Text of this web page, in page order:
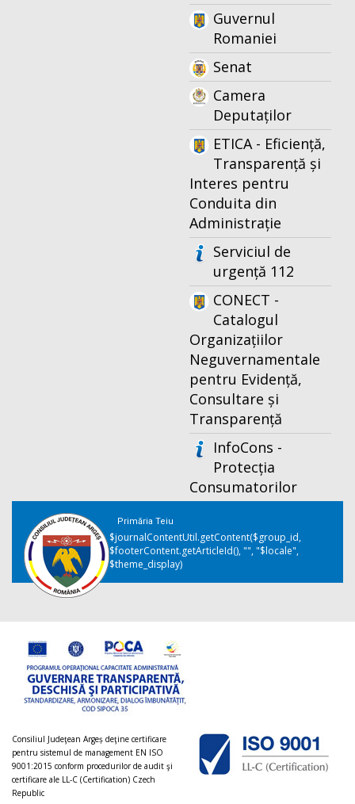
Guvernul
Romaniei
Senat
Camera
Deputaților
ETICA - Eficiență,
Transparență și
Interes pentru
Conduita din
Administrație
Serviciul de
urgență 112
CONECT -
Catalogul
Organizațiilor
Neguvernamentale
pentru Evidență,
Consultare și
Transparență
InfoCons -
Protecția
Consumatorilor
Primăria Teiu
$journalContentUtil.getContent($group_id,
$footerContent.getArticleId(), "", "$locale",
$theme_display)
Consiliul Judeţean Argeș deţine certificare
pentru sistemul de management EN ISO
9001:2015 conform procedurilor de audit şi
certificare ale LL-C (Certification) Czech
Republic